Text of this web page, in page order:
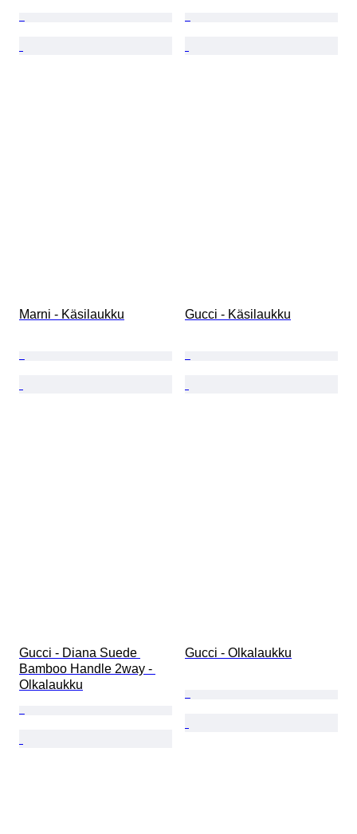
Marni - Käsilaukku Gucci - Käsilaukku
Gucci - Diana Suede
Bamboo Handle 2way -
Olkalaukku
Gucci - Olkalaukku